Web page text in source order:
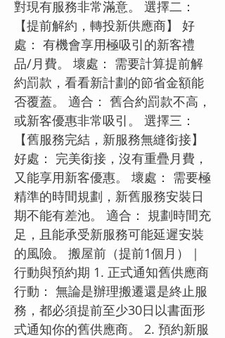
對現有服務非常滿意。 選擇二：
【提前解約，轉投新供應商】 好
處： 有機會享用極吸引的新客禮
品/月費。 壞處： 需要計算提前解
約罰款，看看新計劃的節省金額能
否覆蓋。 適合： 舊合約罰款不高，
或新客優惠非常吸引。 選擇三：
【舊服務完結，新服務無縫銜接】
好處： 完美銜接，沒有重疊月費，
又能享用新客優惠。 壞處： 需要極
精準的時間規劃，新舊服務安裝日
期不能有差池。 適合： 規劃時間充
足，且能承受新服務可能延遲安裝
的風險。 搬屋前（提前1個月）｜
行動與預約期 1. 正式通知舊供應商
行動： 無論是辦理搬遷還是終止服
務，都必須提前至少30日以書面形
式通知你的舊供應商。 2. 預約新服